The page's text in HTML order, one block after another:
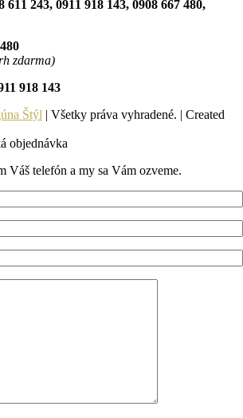
611 243, 0911 918 143, 0908 667 480,
zdarma)
918 143
Štýl | Všetky práva vyhradené. | Created
objednávka
Váš telefón a my sa Vám ozveme.